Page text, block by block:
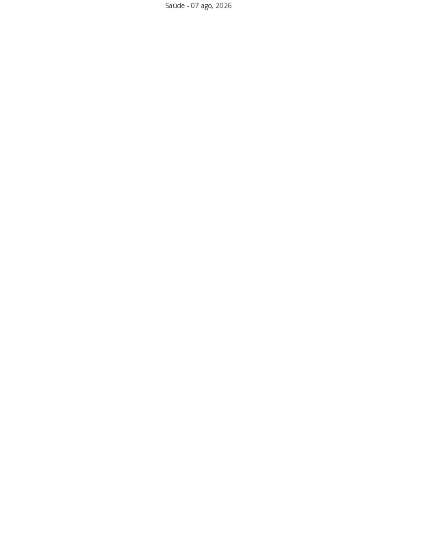
Saúde - 07 ago, 2026